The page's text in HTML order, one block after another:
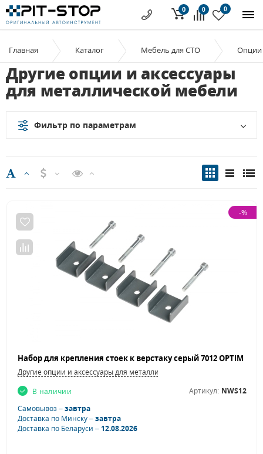
0 0
0
Главная Каталог Мебель для СТО Опции
Другие опции и аксессуары
для металлической мебели
Фильтр по параметрам
-%
Другие опции и аксессуары для металлической мебели
В наличии
Артикул: NWS12
Самовывоз –завтра
Доставка по Минску –завтра
Доставка по Беларуси –12.08.2026